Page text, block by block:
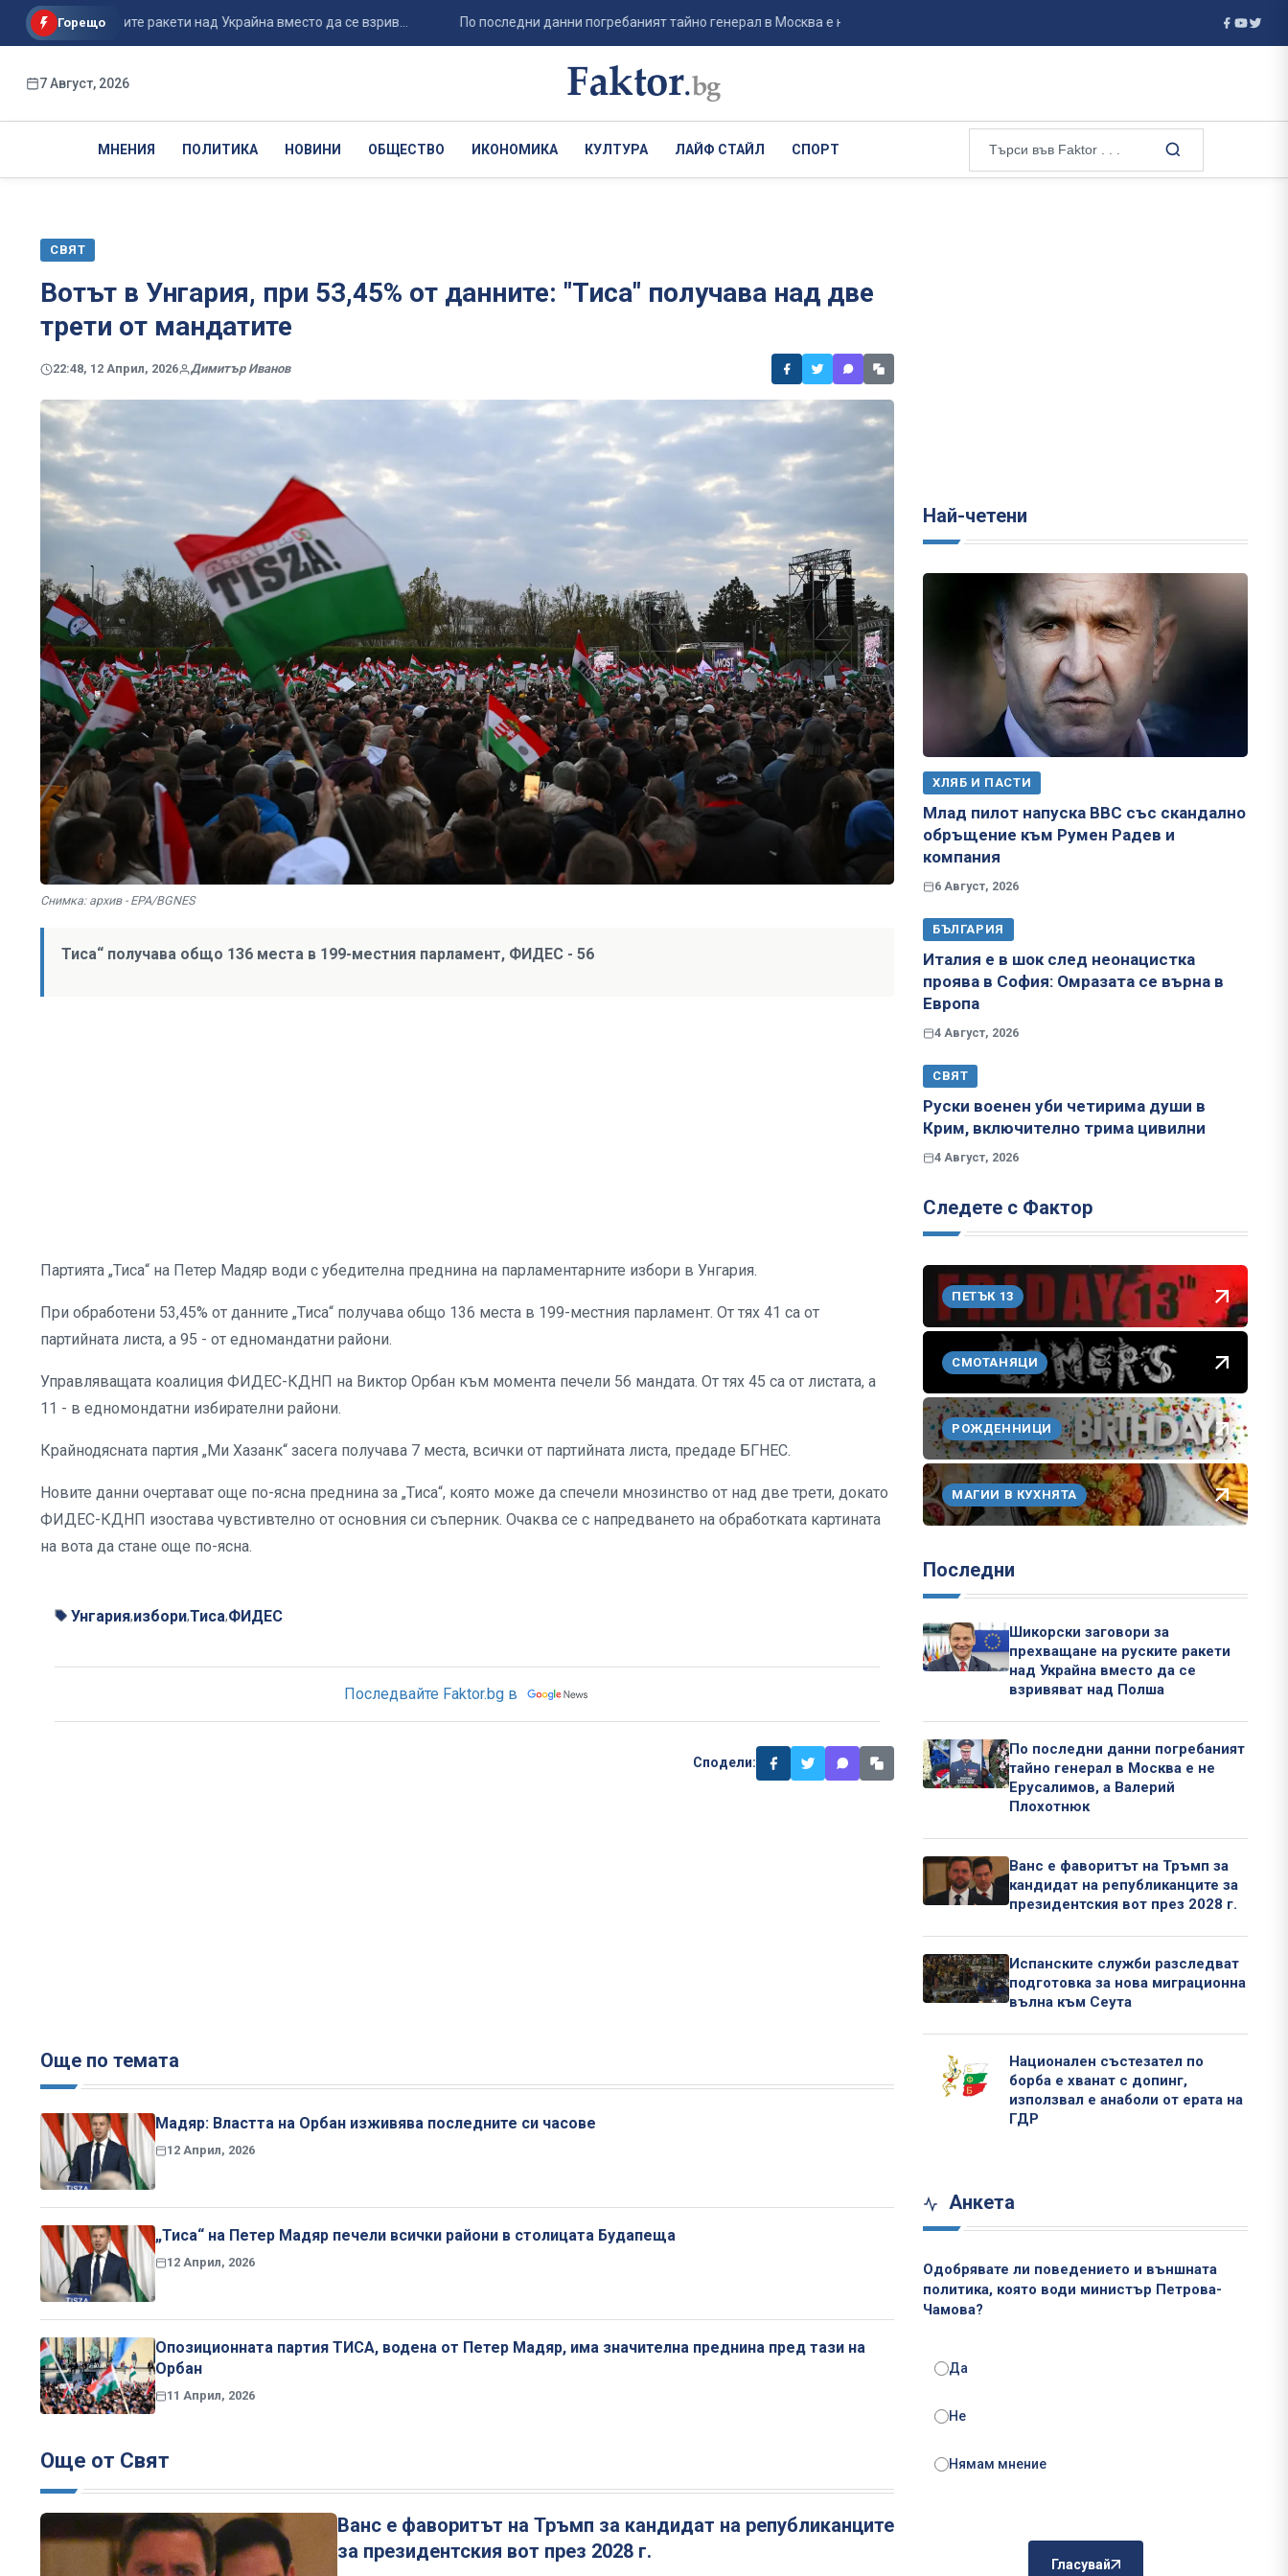
Горещо
на руските ракети над Украйна вместо да се взрив... По последни данни погребаният тайно генерал в Москва е не Ерусалимов, а Валерий ... Ванс е фаворитът на Тръмп за кандидат
7 Август, 2026
МНЕНИЯ ПОЛИТИКА НОВИНИ ОБЩЕСТВО ИКОНОМИКА КУЛТУРА ЛАЙФ СТАЙЛ СПОРТ
СВЯТ
Вотът в Унгария, при 53,45% от данните: "Тиса" получава над две
трети от мандатите
22:48, 12 Април, 2026 Димитър Иванов
Снимка: архив - EPA/BGNES
Тиса“ получава общо 136 места в 199-местния парламент, ФИДЕС - 56
Партията „Тиса“ на Петер Мадяр води с убедителна преднина на парламентарните избори в Унгария.
При обработени 53,45% от данните „Тиса“ получава общо 136 места в 199-местния парламент. От тях 41 са от
партийната листа, а 95 - от едномандатни райони.
Управляващата коалиция ФИДЕС-КДНП на Виктор Орбан към момента печели 56 мандата. От тях 45 са от листата, а
11 - в едномондатни избирателни райони.
Крайнодясната партия „Ми Хазанк“ засега получава 7 места, всички от партийната листа, предаде БГНЕС.
Новите данни очертават още по-ясна преднина за „Тиса“, която може да спечели мнозинство от над две трети, докато
ФИДЕС-КДНП изостава чувстивтелно от основния си съперник. Очаква се с напредването на обработката картината
на вота да стане още по-ясна.
Унгария,избори,Тиса,ФИДЕС
Последвайте Faktor.bg в
Сподели:
Още по темата
Мадяр: Властта на Орбан изживява последните си часове
12 Април, 2026
„Тиса“ на Петер Мадяр печели всички райони в столицата Будапеща
12 Април, 2026
Опозиционната партия ТИСА, водена от Петер Мадяр, има значителна преднина пред тази на
Орбан
11 Април, 2026
Още от Свят
Ванс е фаворитът на Тръмп за кандидат на републиканците
за президентския вот през 2028 г.
Най-четени
ХЛЯБ И ПАСТИ
Млад пилот напуска ВВС със скандално
обръщение към Румен Радев и
компания
6 Август, 2026
БЪЛГАРИЯ
Италия е в шок след неонацистка
проява в София: Омразата се върна в
Европа
4 Август, 2026
СВЯТ
Руски военен уби четирима души в
Крим, включително трима цивилни
4 Август, 2026
Следете с Фактор
ПЕТЪК 13
СМОТАНЯЦИ
РОЖДЕННИЦИ
МАГИИ В КУХНЯТА
Последни
Шикорски заговори за
прехващане на руските ракети
над Украйна вместо да се
взривяват над Полша
По последни данни погребаният
тайно генерал в Москва е не
Ерусалимов, а Валерий
Плохотнюк
Ванс е фаворитът на Тръмп за
кандидат на републиканците за
президентския вот през 2028 г.
Испанските служби разследват
подготовка за нова миграционна
вълна към Сеута
Национален състезател по
борба е хванат с допинг,
използвал е анаболи от ерата на
ГДР
Анкета
Одобрявате ли поведението и външната
политика, която води министър Петрова-
Чамова?
Да
Не
Нямам мнение
Гласувай